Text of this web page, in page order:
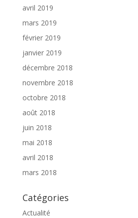
avril 2019
mars 2019
février 2019
janvier 2019
décembre 2018
novembre 2018
octobre 2018
août 2018
juin 2018
mai 2018
avril 2018
mars 2018
Catégories
Actualité